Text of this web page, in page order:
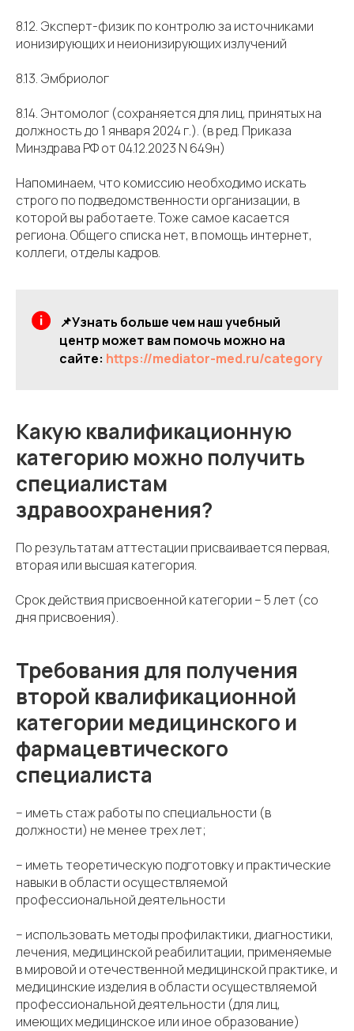
8.12. Эксперт-физик по контролю за источниками
ионизирующих и неионизирующих излучений
8.13. Эмбриолог
8.14. Энтомолог (сохраняется для лиц, принятых на
должность до 1 января 2024 г.). (в ред. Приказа
Минздрава РФ от 04.12.2023 N 649н)
Напоминаем, что комиссию необходимо искать
строго по подведомственности организации, в
которой вы работаете. Тоже самое касается
региона. Общего списка нет, в помощь интернет,
коллеги, отделы кадров.
📌Узнать больше чем наш учебный
центр может вам помочь можно на
сайте: https://mediator-med.ru/category
Какую квалификационную
категорию можно получить
специалистам
здравоохранения?
По результатам аттестации присваивается первая,
вторая или высшая категория.
Срок действия присвоенной категории – 5 лет (со
дня присвоения).
Требования для получения
второй квалификационной
категории медицинского и
фармацевтического
специалиста
– иметь стаж работы по специальности (в
должности) не менее трех лет;
– иметь теоретическую подготовку и практические
навыки в области осуществляемой
профессиональной деятельности
– использовать методы профилактики, диагностики,
лечения, медицинской реабилитации, применяемые
в мировой и отечественной медицинской практике, и
медицинские изделия в области осуществляемой
профессиональной деятельности (для лиц,
имеющих медицинское или иное образование)